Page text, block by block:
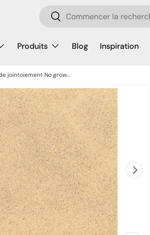
Recherche
Rechercher
Produits Blog Inspiration
Dansand® Sable de jointoiement No grow Natural 20 kg
Suivant